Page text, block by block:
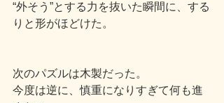
“外そう”とする力を抜いた瞬間に、する
りと形がほどけた。
次のパズルは木製だった。
今度は逆に、慎重になりすぎて何も進